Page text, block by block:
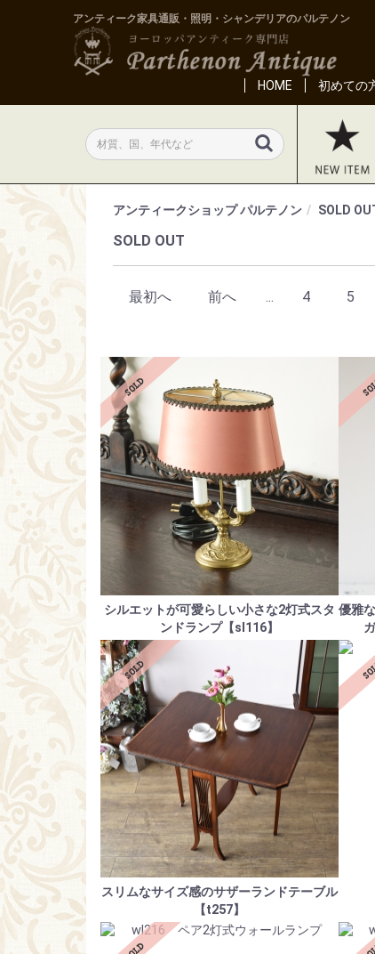
アンティーク家具通販・照明・シャンデリアのパルテノン
HOME 初めての
アンティークショップ パルテノン SOLD
SOLD OUT
最初へ 前へ ... 4 5
シルエットが可愛らしい小さな2灯式スタ
ンドランプ【sl116】
優雅
スリムなサイズ感のサザーランドテーブル
【t257】